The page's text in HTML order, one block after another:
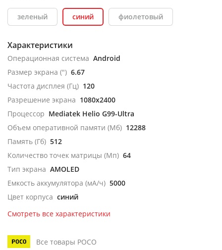
зеленый синий фиолетовый
Характеристики
Операционная система Android
Размер экрана (") 6.67
Частота дисплея (Гц) 120
Разрешение экрана 1080x2400
Процессор Mediatek Helio G99-Ultra
Объем оперативной памяти (Мб) 12288
Память (Гб) 512
Количество точек матрицы (Мп) 64
Тип экрана AMOLED
Емкость аккумулятора (мА/ч) 5000
Цвет корпуса синий
Смотреть все характеристики
Все товары POCO